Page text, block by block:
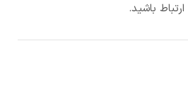
باشید.